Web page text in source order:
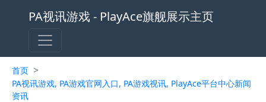
PA视讯游戏 - PlayAce旗舰展示主页
首页 >
PA视讯游戏, PA游戏官网入口, PA游戏视讯, PlayAce平台中心新闻
资讯